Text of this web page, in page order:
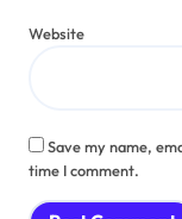
Website
Save my name,
time I comment.